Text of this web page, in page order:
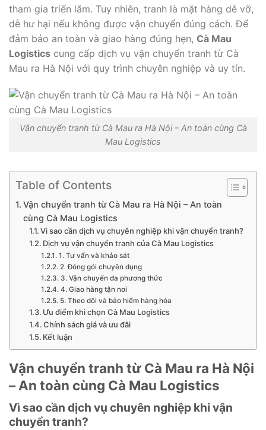
tham gia triển lãm. Tuy nhiên, tranh là mặt hàng dễ vỡ,
dễ hư hại nếu không được vận chuyển đúng cách. Để
đảm bảo an toàn và giao hàng đúng hẹn, Cà Mau
Logistics cung cấp dịch vụ vận chuyển tranh từ Cà
Mau ra Hà Nội với quy trình chuyên nghiệp và uy tín.
Vận chuyển tranh từ Cà Mau ra Hà Nội – An toàn cùng Cà
Mau Logistics
Table of Contents
Vận chuyển tranh từ Cà Mau ra Hà Nội – An toàn
cùng Cà Mau Logistics
Vì sao cần dịch vụ chuyên nghiệp khi vận chuyển tranh?
Dịch vụ vận chuyển tranh của Cà Mau Logistics
1. Tư vấn và khảo sát
2. Đóng gói chuyên dụng
3. Vận chuyển đa phương thức
4. Giao hàng tận nơi
5. Theo dõi và bảo hiểm hàng hóa
Ưu điểm khi chọn Cà Mau Logistics
Chính sách giá và ưu đãi
Kết luận
Vận chuyển tranh từ Cà Mau ra Hà Nội
– An toàn cùng Cà Mau Logistics
Vì sao cần dịch vụ chuyên nghiệp khi vận
chuyển tranh?